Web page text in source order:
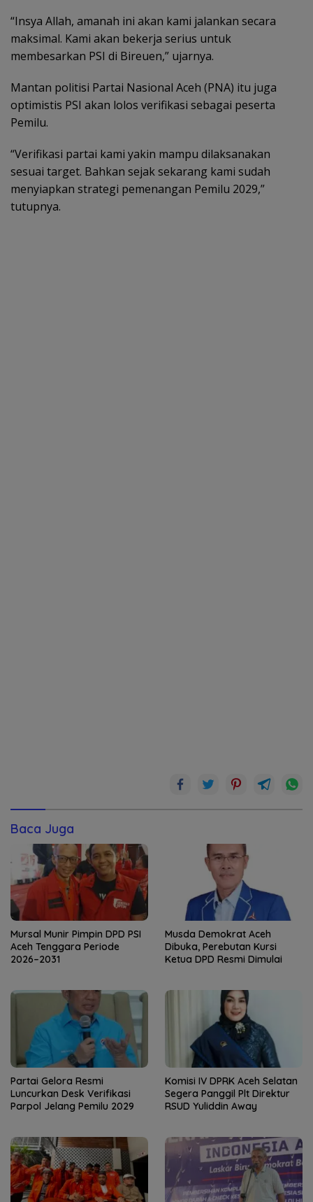
“Insya Allah, amanah ini akan kami jalankan secara
maksimal. Kami akan bekerja serius untuk
membesarkan PSI di Bireuen,” ujarnya.
Mantan politisi Partai Nasional Aceh (PNA) itu juga
optimistis PSI akan lolos verifikasi sebagai peserta
Pemilu.
“Verifikasi partai kami yakin mampu dilaksanakan
sesuai target. Bahkan sejak sekarang kami sudah
menyiapkan strategi pemenangan Pemilu 2029,”
tutupnya.
Baca Juga
Mursal Munir Pimpin DPD PSI
Aceh Tenggara Periode
2026–2031
Musda Demokrat Aceh
Dibuka, Perebutan Kursi
Ketua DPD Resmi Dimulai
Partai Gelora Resmi
Luncurkan Desk Verifikasi
Parpol Jelang Pemilu 2029
Komisi IV DPRK Aceh Selatan
Segera Panggil Plt Direktur
RSUD Yuliddin Away